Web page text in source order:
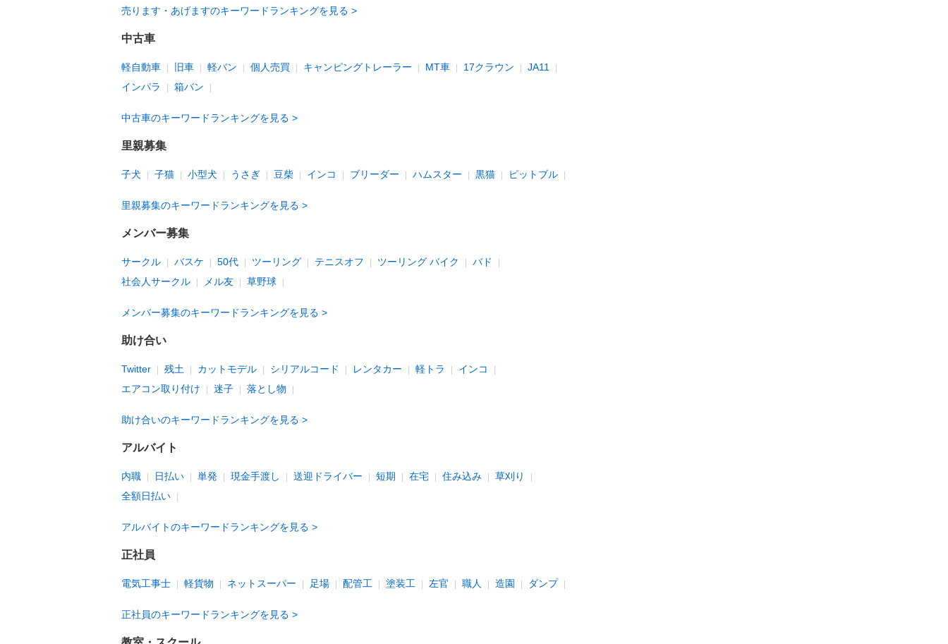
売ります・あげますのキーワードランキングを見る
中古車
軽自動車 旧車 軽バン 個人売買 キャンピングトレーラー MT車 17クラウン
JA11
インパラ
箱バン
中古車のキーワードランキングを見る
里親募集
子犬 子猫 小型犬 うさぎ 豆柴 インコ ブリーダー ハムスター 黒猫 ピットブル
里親募集のキーワードランキングを見る
メンバー募集
サークル バスケ 50代 ツーリング テニスオフ ツーリング バイク
バド
社会人サークル
メル友 草野球
メンバー募集のキーワードランキングを見る
助け合い
Twitter 残土 カットモデル シリアルコード レンタカー 軽トラ
インコ
エアコン取り付け
迷子 落とし物
助け合いのキーワードランキングを見る
アルバイト
内職 日払い 単発 現金手渡し 送迎ドライバー 短期 在宅 住み込み
草刈り
全額日払い
アルバイトのキーワードランキングを見る
正社員
電気工事士 軽貨物 ネットスーパー 足場 配管工 塗装工 左官 職人 造園 ダンプ
正社員のキーワードランキングを見る